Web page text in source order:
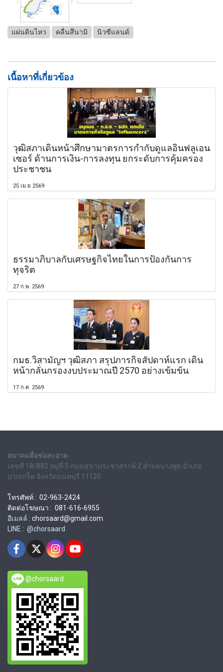
แผ่นดินไหว คลื่นสึนามิ นิวซีแลนด์
เนื้อหาที่เกี่ยวข้อง
วุฒิสภาเดินหน้าศึกษามาตรการกำกับดูแลอินฟลูเอน
เซอร์ ด้านการเงิน-การลงทุน ยกระดับการคุ้มครอง
ประชาชน
25 เม.ย 2569
ธรรมาภิบาลกับเศรษฐกิจไทยในการป้องกันการ
ทุจริต
27 ก.พ. 2569
กมธ.วิสามัญฯ วุฒิสภา สรุปภารกิจสัปดาห์แรก เดิน
หน้ากลั่นกรองงบประมาณปี 2570 อย่างเข้มข้น
17 ก.ค. 2569
สมาคมสื่อช่อสะอาด
เลขที่ 18/882 หมู่ที่ 5 ถนนสุขาประชาสรรค์ 2 ตำบลบางพูด อำเภอ
ปากเกร็ด จังหวัดนนทบุรี 11120
โทรศัพท์ : 02-963-2424
ติดต่อโฆษณา : 081-616-6955
อีเมลล์ : chorsaard@gmail.com
LINE : @chorsaard
@chorsaard